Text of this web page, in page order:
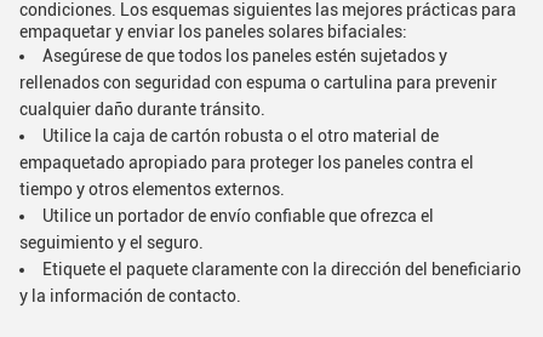
condiciones. Los esquemas siguientes las mejores prácticas para
empaquetar y enviar los paneles solares bifaciales:
Asegúrese de que todos los paneles estén sujetados y
rellenados con seguridad con espuma o cartulina para prevenir
cualquier daño durante tránsito.
Utilice la caja de cartón robusta o el otro material de
empaquetado apropiado para proteger los paneles contra el
tiempo y otros elementos externos.
Utilice un portador de envío confiable que ofrezca el
seguimiento y el seguro.
Etiquete el paquete claramente con la dirección del beneficiario
y la información de contacto.